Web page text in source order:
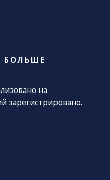
БОЛЬШЕ
на
зарегистрировано.